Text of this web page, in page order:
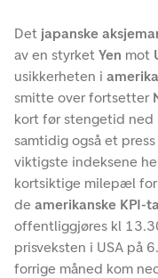
Det japanske
av en styrket Yen mot
usikkerheten i
smitte over fortsetter
kort før stengetid ned
samtidig også et
viktigste indeksene
kortsiktige milepæl for
de amerikanske KPI-
offentliggjøres kl
prisveksten i USA på
forrige måned kom